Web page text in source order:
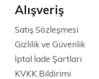
Alışveriş
Satış Sözleşmesi
Gizlilik ve Güvenlik
İptal İade Şartları
KVKK Bildirimi